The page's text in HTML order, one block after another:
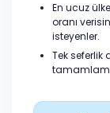
En ucuz
oranı
isteyenler.
Tek